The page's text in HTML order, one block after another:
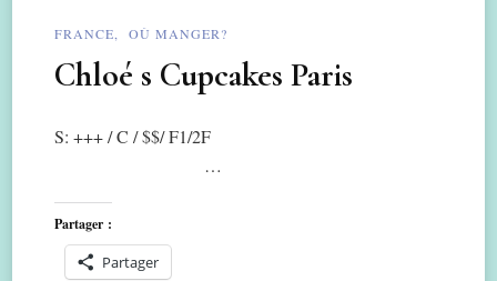
FRANCE OÙ MANGER?
Chloé s Cupcakes Paris
S: +++ / C / $$/ F1/2F
…
Partager :
Partager